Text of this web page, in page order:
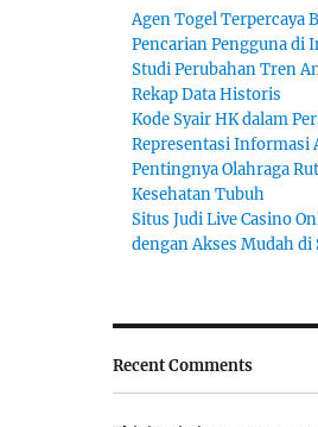
Agen Togel Terpercaya
Pencarian Pengguna di
Studi Perubahan Tren
Rekap Data Historis
Kode Syair HK dalam
Representasi Informasi
Pentingnya Olahraga
Kesehatan Tubuh
Situs Judi Live Casino
dengan Akses Mudah di
Recent Comments